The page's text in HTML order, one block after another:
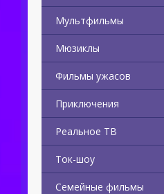
Мультфильмы
Мюзиклы
Фильмы ужасов
Приключения
Реальное ТВ
Ток-шоу
Семейные фильмы